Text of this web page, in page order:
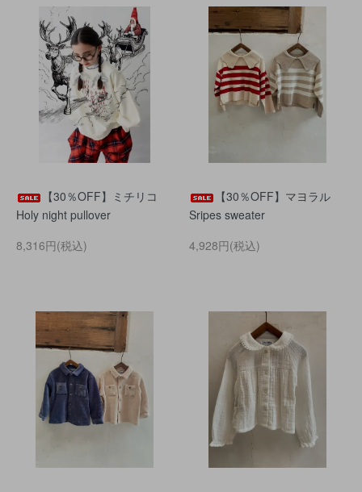
【30％OFF】ミチリコ
Holy night pullover
8,316円(税込)
【30％OFF】マヨラル
Sripes sweater
4,928円(税込)